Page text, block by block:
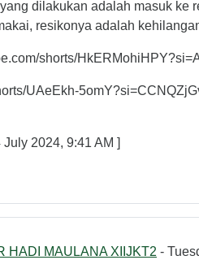
dilakukan adalah masuk ke
resikonya adalah
shorts/
UAeEkh-
2024, 9:41 AM ]
HADI MAULANA XIIJKT2 -